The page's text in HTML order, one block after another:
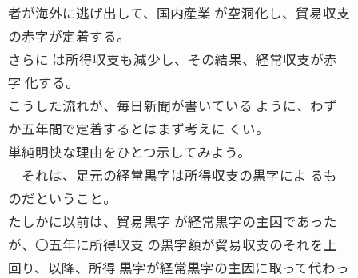
者が海外に逃げ出して、国内産業 が空洞化し、貿易収支
の赤字が定着する。
さらに は所得収支も減少し、その結果、経常収支が赤
字 化する。
こうした流れが、毎日新聞が書いている ように、わず
か五年間で定着するとはまず考えに くい。
単純明快な理由をひとつ示してみよう。
それは、足元の経常黒字は所得収支の黒字によ るも
のだということ。
たしかに以前は、貿易黒字 が経常黒字の主因であった
が、〇五年に所得収支 の黒字額が貿易収支のそれを上
回り、以降、所得 黒字が経常黒字の主因に取って代わっ